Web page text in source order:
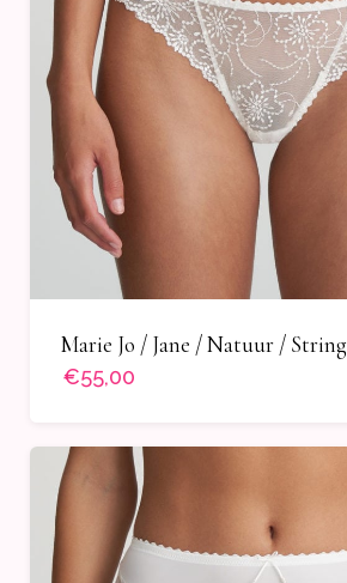
Marie Jo / Jane / Natuur / String
€55,00